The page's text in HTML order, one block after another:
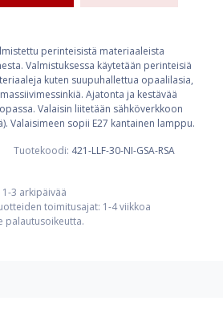
perinteisistä materiaaleista
Valmistuksessa käytetään perinteisiä
kuten suupuhallettua opaalilasia,
Ajatonta ja kestävää
Valaisin liitetään sähköverkkoon
Valaisimeen sopii E27 kantainen lamppu.
Tuotekoodi: 421-LLF-30-NI-GSA-RSA
3 arkipäivää
toimitusajat: 1-4 viikkoa
palautusoikeutta.